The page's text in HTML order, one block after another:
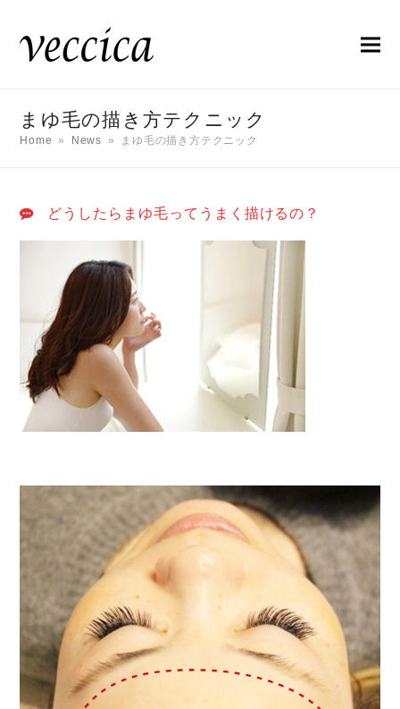
まゆ毛の描き方テクニック
Home » News » まゆ毛の描き方テクニック
どうしたらまゆ毛ってうまく描けるの？